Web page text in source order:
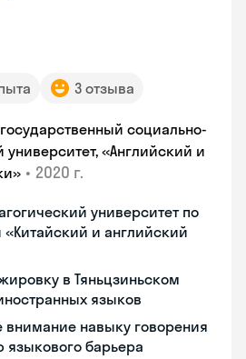
3 отзыва
социально-
университет, «Английский и
• 2020 г.
университет по
«Китайский и английский
в Тяньцзиньском
языков
внимание навыку говорения
барьера